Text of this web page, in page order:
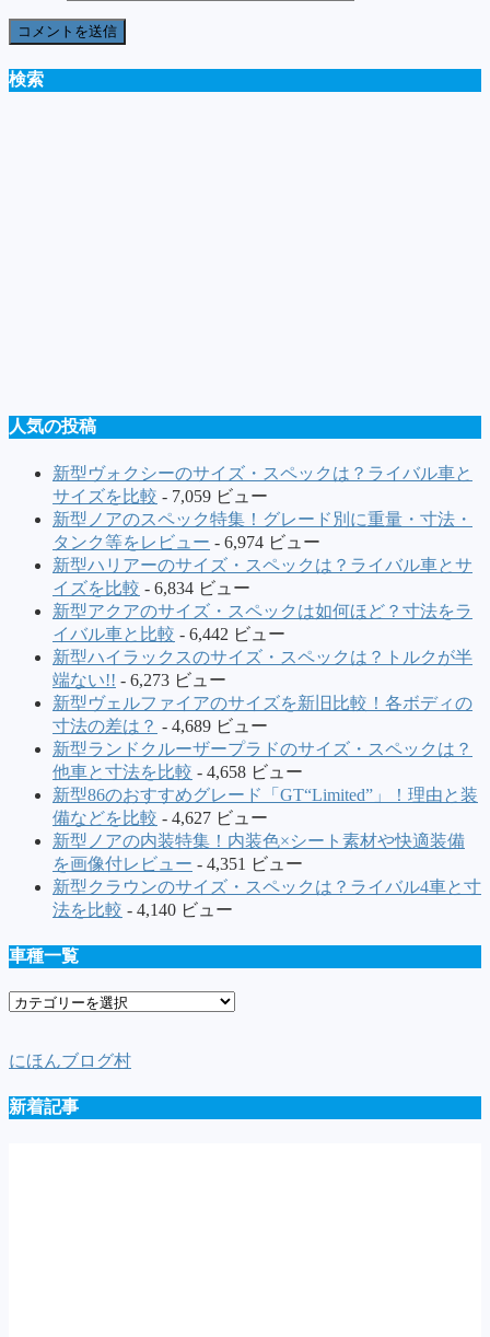
検索
人気の投稿
新型ヴォクシーのサイズ・スペックは？ライバル車と
サイズを比較 - 7,059 ビュー
新型ノアのスペック特集！グレード別に重量・寸法・
タンク等をレビュー - 6,974 ビュー
新型ハリアーのサイズ・スペックは？ライバル車とサ
イズを比較 - 6,834 ビュー
新型アクアのサイズ・スペックは如何ほど？寸法をラ
イバル車と比較 - 6,442 ビュー
新型ハイラックスのサイズ・スペックは？トルクが半
端ない!! - 6,273 ビュー
新型ヴェルファイアのサイズを新旧比較！各ボディの
寸法の差は？ - 4,689 ビュー
新型ランドクルーザープラドのサイズ・スペックは？
他車と寸法を比較 - 4,658 ビュー
新型86のおすすめグレード「GT“Limited”」！理由と装
備などを比較 - 4,627 ビュー
新型ノアの内装特集！内装色×シート素材や快適装備
を画像付レビュー - 4,351 ビュー
新型クラウンのサイズ・スペックは？ライバル4車と寸
法を比較 - 4,140 ビュー
車種一覧
車
覧
にほんブログ村
新着記事